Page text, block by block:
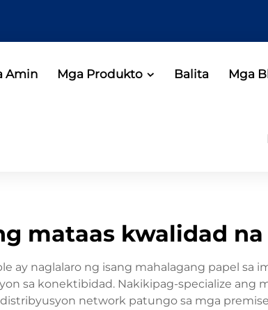
Amin Mga Produkto Balita Mga
mataas kwalidad
ay naglalaro ng isang mahalagang papel sa
sa konektibidad. Nakikipag-specialize ang
network patungo sa mga